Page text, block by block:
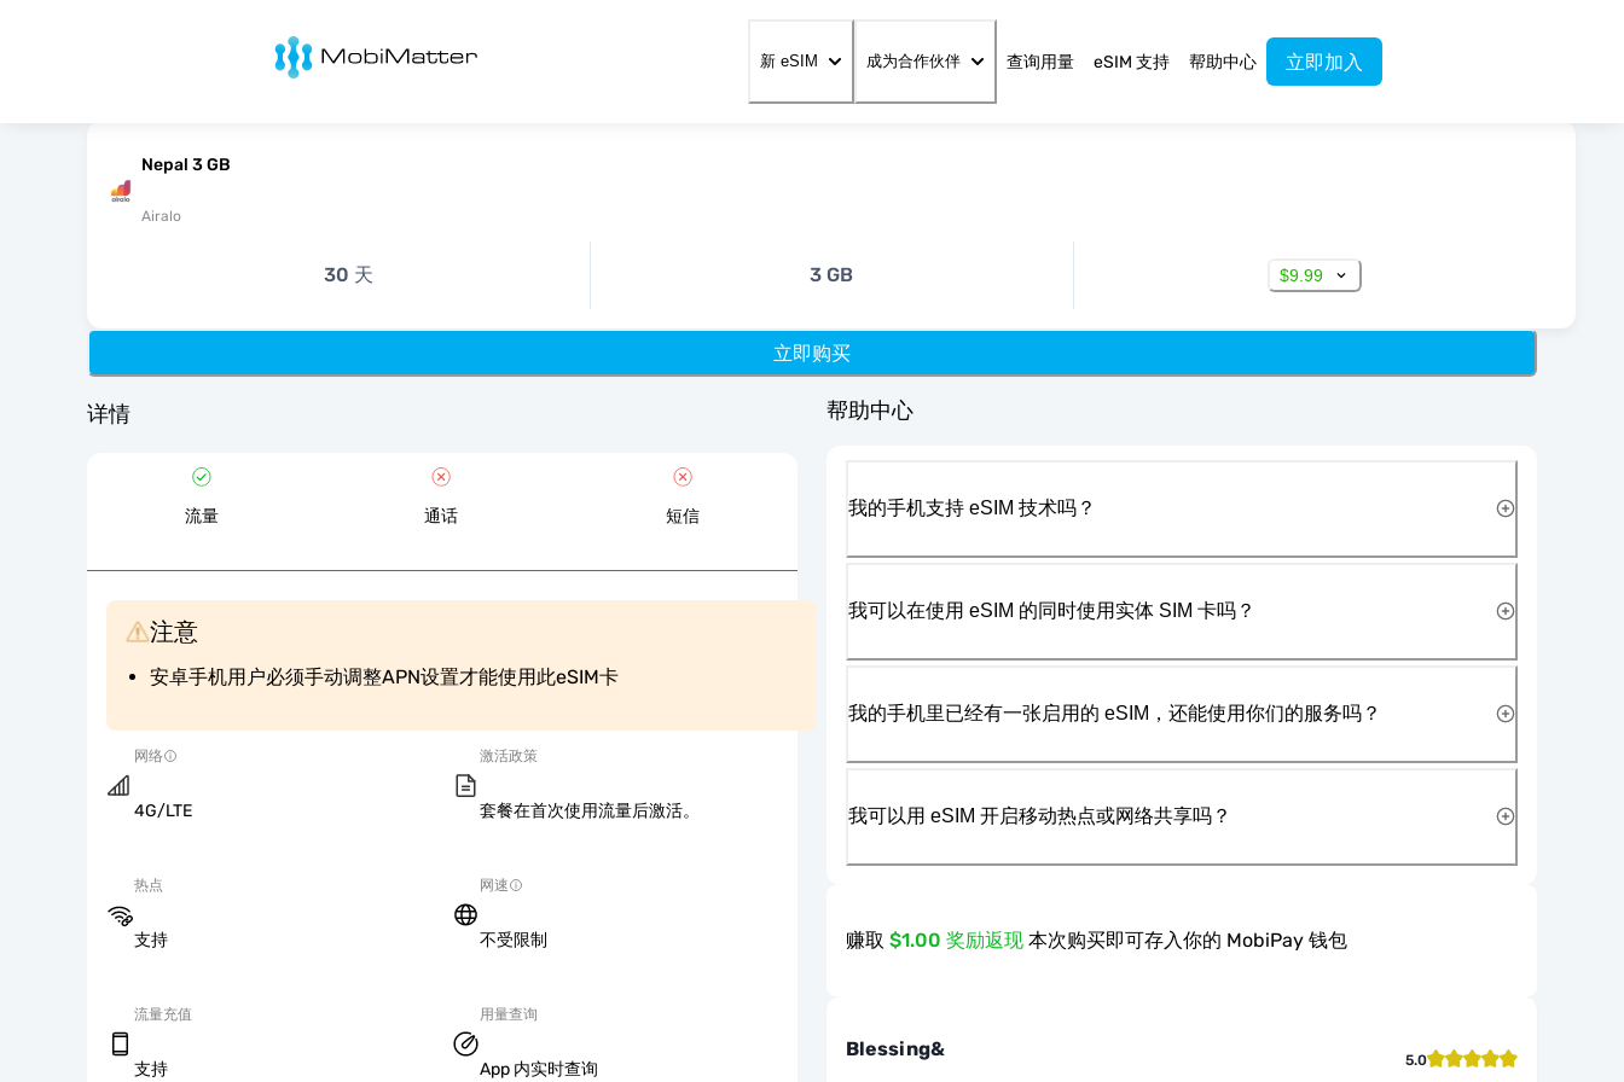
MobiMatter
新 eSIM 成为合作伙伴 查询用量 eSIM 支持 帮助中心 立即加入
Nepal 3 GB
Airalo
30 天 3 GB $9.99
立即购买
详情
流量 通话 短信
注意
安卓手机用户必须手动调整APN设置才能使用此eSIM卡
网络
4G/LTE
激活政策
套餐在首次使用流量后激活。
热点
支持
网速
不受限制
流量充值
支持
用量查询
App 内实时查询
帮助中心
我的手机支持 eSIM 技术吗？
我可以在使用 eSIM 的同时使用实体 SIM 卡吗？
我的手机里已经有一张启用的 eSIM，还能使用你们的服务吗？
我可以用 eSIM 开启移动热点或网络共享吗？
赚取 $1.00 奖励返现 本次购买即可存入你的 MobiPay 钱包
Blessing& 5.0